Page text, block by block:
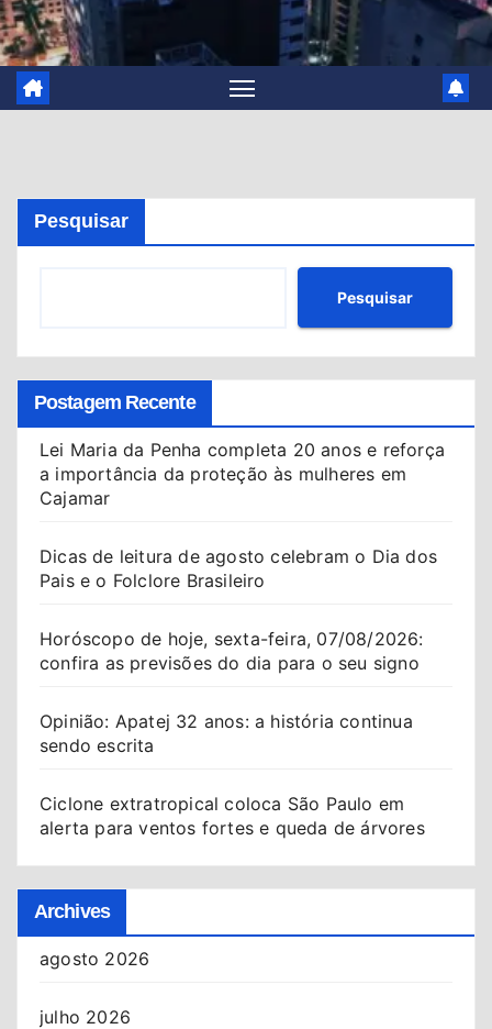
Pesquisar
Pesquisar
Postagem Recente
Lei Maria da Penha completa 20 anos e reforça
a importância da proteção às mulheres em
Cajamar
Dicas de leitura de agosto celebram o Dia dos
Pais e o Folclore Brasileiro
Horóscopo de hoje, sexta-feira, 07/08/2026:
confira as previsões do dia para o seu signo
Opinião: Apatej 32 anos: a história continua
sendo escrita
Ciclone extratropical coloca São Paulo em
alerta para ventos fortes e queda de árvores
Archives
agosto 2026
julho 2026